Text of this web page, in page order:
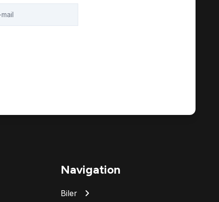
Navigation
Biler